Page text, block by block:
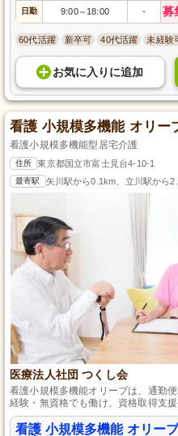
日勤 9:00～ 18:00 - 募
60代活躍 新卒可 40代活躍 未経験
お気に入り に追加
看護 小規模多機能 オリー
看護小規模多機能型居宅介護
住所 東京都国立市富士見台4-10-1
最寄駅 矢川駅から0.1km、立川駅から
医療法人社団 つくし会
看護小規模多機能オリーブは、通勤
経験・無資格でも働け、資格取得支
アップとモチベーションアップを図
を提供します。
看護 小規模多機能 オリー